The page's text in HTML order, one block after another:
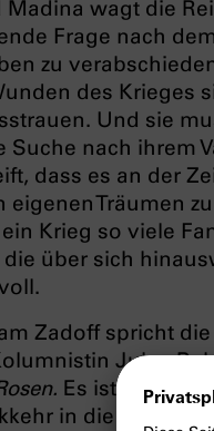
Madina wagt die
Frage nach
zu
des Krieges
Und sie
Suche nach ihrem
dass es an der
eigenen Träumen
Krieg so viele
über sich
Zadoff spricht
Julya
Es ist
in die vom